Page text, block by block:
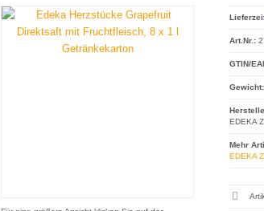
Art.Nr.:
GTIN/
Gewicht:
EDEKA
Mehr
EDEKA